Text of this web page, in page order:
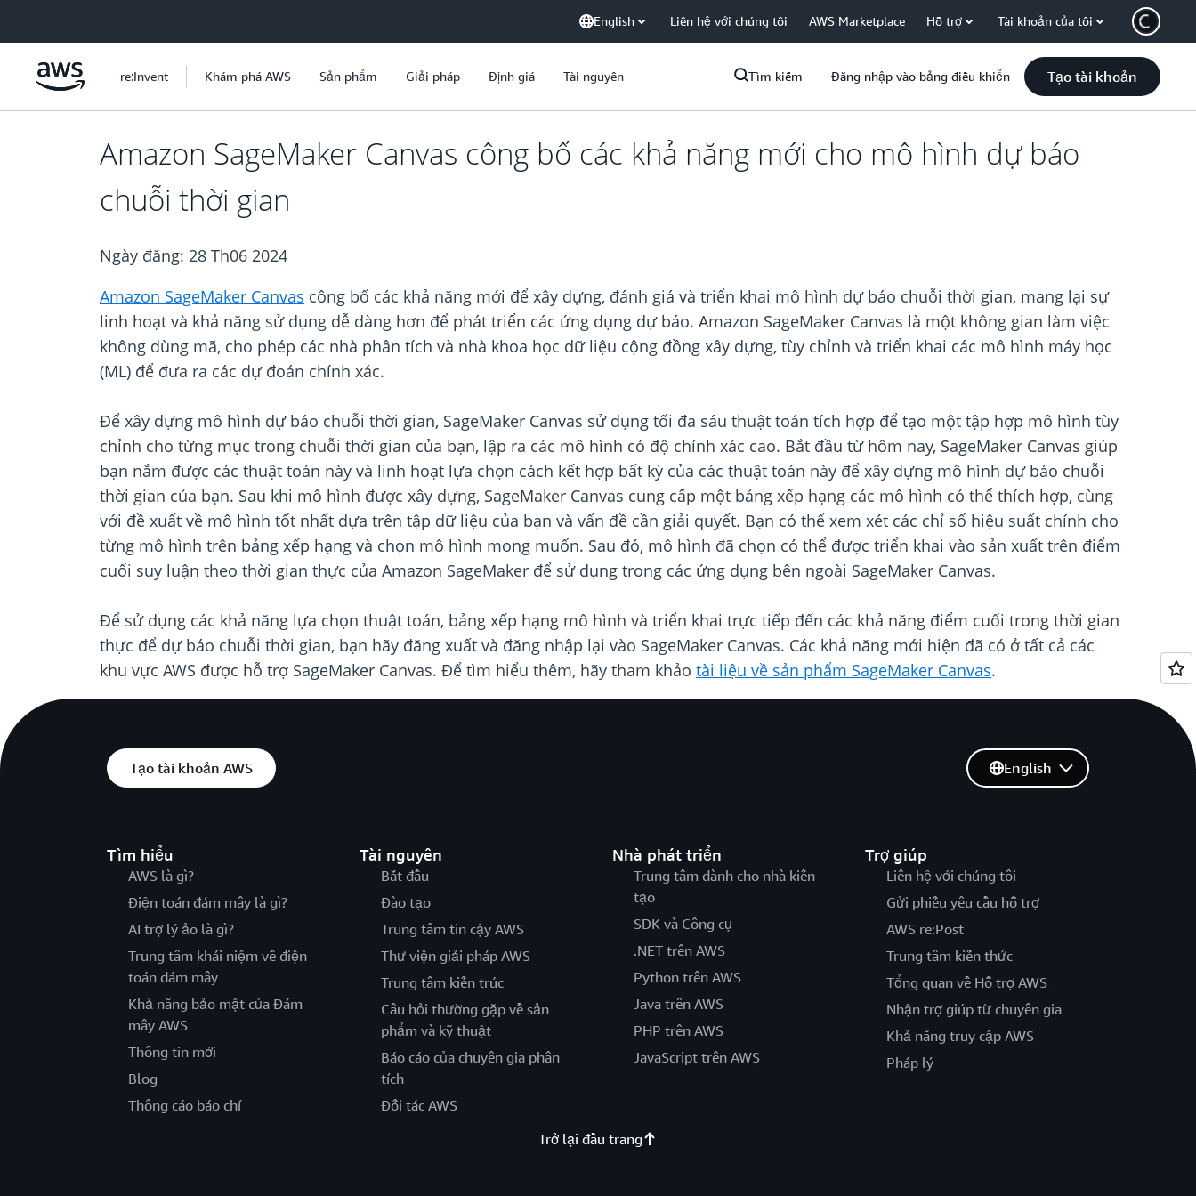
English Liên hệ với chúng tôi AWS Marketplace Hỗ trợ Tài khoản của tôi
re:Invent Khám phá AWS Sản phẩm Giải pháp Định giá Tài nguyên Tìm kiếm Đăng nhập vào bảng điều khiển Tạo tài khoản
Amazon SageMaker Canvas công bố các khả năng mới cho mô hình dự báo
chuỗi thời gian
Ngày đăng: 28 Th06 2024
Amazon SageMaker Canvas công bố các khả năng mới để xây dựng, đánh giá và triển khai mô hình dự báo chuỗi thời gian, mang lại sự
linh hoạt và khả năng sử dụng dễ dàng hơn để phát triển các ứng dụng dự báo. Amazon SageMaker Canvas là một không gian làm việc
không dùng mã, cho phép các nhà phân tích và nhà khoa học dữ liệu cộng đồng xây dựng, tùy chỉnh và triển khai các mô hình máy học
(ML) để đưa ra các dự đoán chính xác.
Để xây dựng mô hình dự báo chuỗi thời gian, SageMaker Canvas sử dụng tối đa sáu thuật toán tích hợp để tạo một tập hợp mô hình tùy
chỉnh cho từng mục trong chuỗi thời gian của bạn, lập ra các mô hình có độ chính xác cao. Bắt đầu từ hôm nay, SageMaker Canvas giúp
bạn nắm được các thuật toán này và linh hoạt lựa chọn cách kết hợp bất kỳ của các thuật toán này để xây dựng mô hình dự báo chuỗi
thời gian của bạn. Sau khi mô hình được xây dựng, SageMaker Canvas cung cấp một bảng xếp hạng các mô hình có thể thích hợp, cùng
với đề xuất về mô hình tốt nhất dựa trên tập dữ liệu của bạn và vấn đề cần giải quyết. Bạn có thể xem xét các chỉ số hiệu suất chính cho
từng mô hình trên bảng xếp hạng và chọn mô hình mong muốn. Sau đó, mô hình đã chọn có thể được triển khai vào sản xuất trên điểm
cuối suy luận theo thời gian thực của Amazon SageMaker để sử dụng trong các ứng dụng bên ngoài SageMaker Canvas.
Để sử dụng các khả năng lựa chọn thuật toán, bảng xếp hạng mô hình và triển khai trực tiếp đến các khả năng điểm cuối trong thời gian
thực để dự báo chuỗi thời gian, bạn hãy đăng xuất và đăng nhập lại vào SageMaker Canvas. Các khả năng mới hiện đã có ở tất cả các
khu vực AWS được hỗ trợ SageMaker Canvas. Để tìm hiểu thêm, hãy tham khảo tài liệu về sản phẩm SageMaker Canvas.
Tạo tài khoản AWS
Tìm hiểu
AWS là gì?
Điện toán đám mây là gì?
AI trợ lý ảo là gì?
Trung tâm khái niệm về điện
toán đám mây
Khả năng bảo mật của Đám
mây AWS
Thông tin mới
Blog
Thông cáo báo chí
Tài nguyên
Bắt đầu
Đào tạo
Trung tâm tin cậy AWS
Thư viện giải pháp AWS
Trung tâm kiến trúc
Câu hỏi thường gặp về sản
phẩm và kỹ thuật
Báo cáo của chuyên gia phân
tích
Đối tác AWS
Nhà phát triển
Trung tâm dành cho nhà kiến
tạo
SDK và Công cụ
.NET trên AWS
Python trên AWS
Java trên AWS
PHP trên AWS
JavaScript trên AWS
Trợ giúp
Liên hệ với chúng tôi
Gửi phiếu yêu cầu hỗ trợ
AWS re:Post
Trung tâm kiến thức
Tổng quan về Hỗ trợ AWS
Nhận trợ giúp từ chuyên gia
Khả năng truy cập AWS
Pháp lý
English
Trở lại đầu trang